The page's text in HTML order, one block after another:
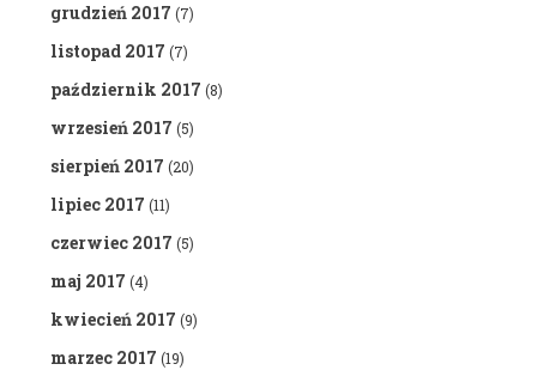
grudzień 2017 (7)
listopad 2017 (7)
październik 2017 (8)
wrzesień 2017 (5)
sierpień 2017 (20)
lipiec 2017 (11)
czerwiec 2017 (5)
maj 2017 (4)
kwiecień 2017 (9)
marzec 2017 (19)